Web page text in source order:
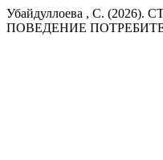
Убайдуллоева , С.
ПОВЕДЕНИЕ